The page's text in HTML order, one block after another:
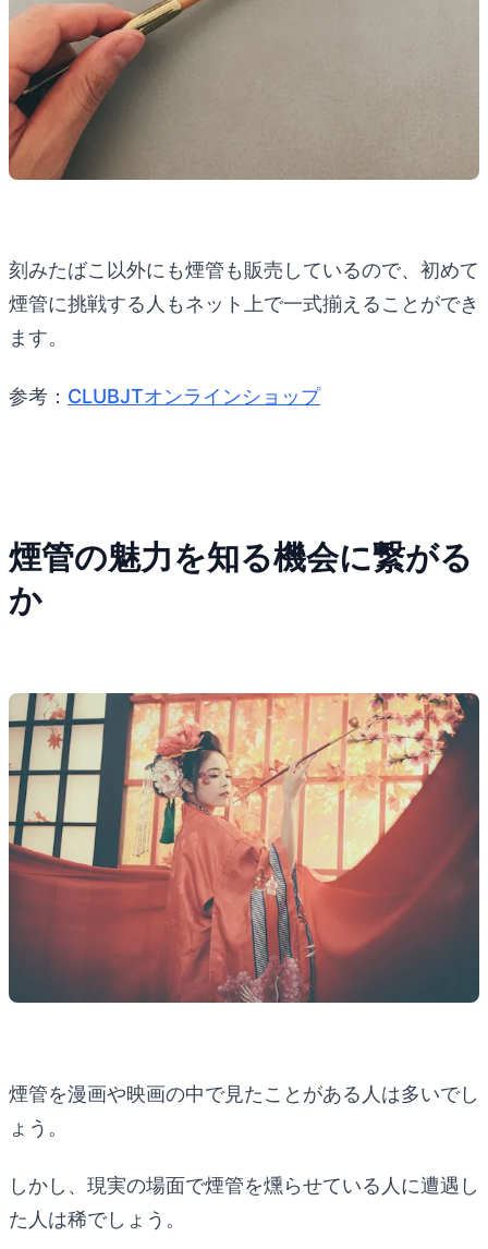
刻みたばこ以外にも煙管も販売しているので、初めて
煙管に挑戦する人もネット上で一式揃えることができ
ます。
参考： CLUBJTオンラインショップ
煙管の魅力を知る機会に繋がる
か
煙管を漫画や映画の中で見たことがある人は多いでし
ょう。
しかし、現実の場面で煙管を燻らせている人に遭遇し
た人は稀でしょう。